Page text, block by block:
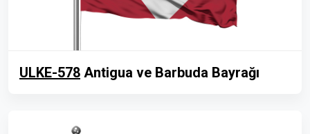
ULKE-578 Antigua ve Barbuda Bayrağı